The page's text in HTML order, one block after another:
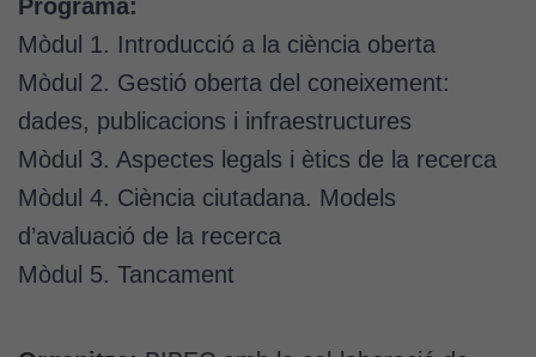
Programa:
Mòdul 1. Introducció a la ciència oberta
Mòdul 2. Gestió oberta del coneixement:
dades, publicacions i infraestructures
Mòdul 3. Aspectes legals i ètics de la recerca
Mòdul 4. Ciència ciutadana. Models
d’avaluació de la recerca
Mòdul 5. Tancament